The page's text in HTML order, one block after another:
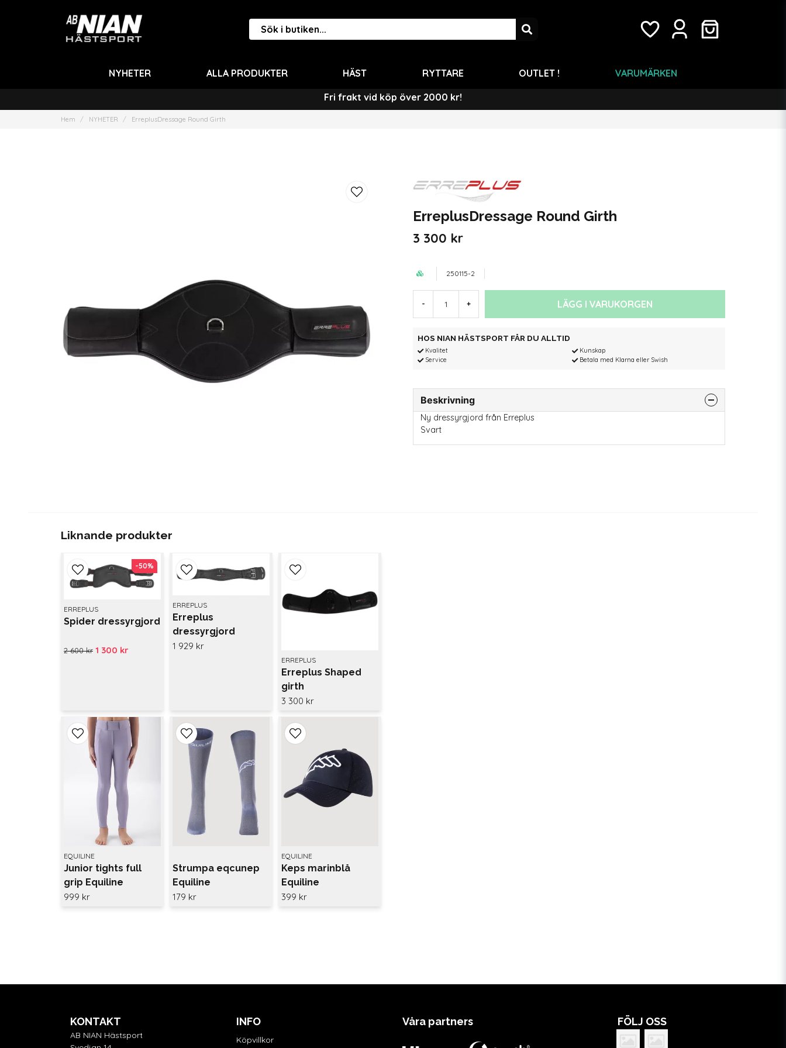
NYHETER ALLA PRODUKTER HÄST RYTTARE OUTLET ! VARUMÄRKEN
Fri frakt vid köp över 2000 kr!
Hem NYHETER ErreplusDressage Round Girth
ErreplusDressage Round Girth
3 300 kr
250115-2
- + LÄGG I VARUKORGEN
HOS NIAN HÄSTSPORT FÅR DU ALLTID
Kvalitet
Service
Kunskap
Betala med Klarna eller Swish
Beskrivning
Ny dressyrgjord från Erreplus
Svart
Liknande produkter
ERREPLUS
Spider dressyrgjord
2 600 kr 1 300 kr
-50%
-50%
ERREPLUS
Erreplus
dressyrgjord
1 929 kr
ERREPLUS
Erreplus Shaped
girth
3 300 kr
EQUILINE
Junior tights full
grip Equiline
Eqgensif
999 kr
Strumpa eqcunep
Equiline
179 kr
EQUILINE
Keps marinblå
Equiline
399 kr
KONTAKT
AB NIAN Hästsport
INFO
Köpvillkor
Våra partners FÖLJ OSS